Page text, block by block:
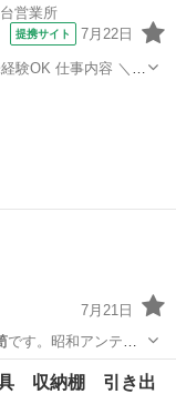
営業所
提携サイト 7月22日
容 ＼半
7月21日
です。昭和アンティ
収納棚 引き出